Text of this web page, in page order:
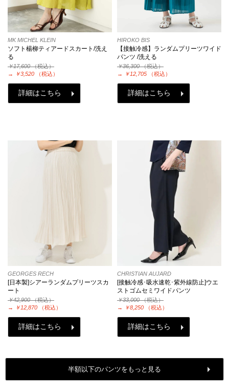
MK MICHEL KLEIN
ソフト楊柳ティアードスカート/洗え
る
￥17,600（税込）
→
￥3,520 （税込）
詳細はこちら
HIROKO BIS
【接触冷感】ランダムプリーツワイド
パンツ /洗える
￥36,300（税込）
→
￥12,705 （税込）
詳細はこちら
GEORGES RECH
[日本製]シアーランダムプリーツスカ
ート
￥42,900（税込）
→
￥12,870 （税込）
詳細はこちら
CHRISTIAN AUJARD
[接触冷感･吸水速乾･紫外線防止]ウエ
ストゴムセミワイドパンツ
￥33,000（税込）
→
￥8,250 （税込）
詳細はこちら
半額以下のパンツをもっと見る